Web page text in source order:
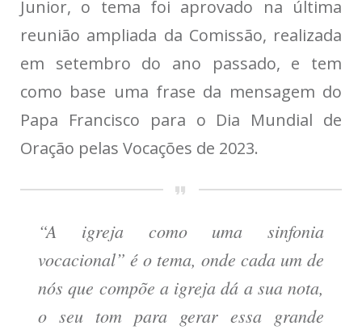
Junior, o tema foi aprovado na última
reunião ampliada da Comissão, realizada
em setembro do ano passado, e tem
como base uma frase da mensagem do
Papa Francisco para o Dia Mundial de
Oração pelas Vocações de 2023.
“A igreja como uma sinfonia
vocacional” é o tema, onde cada um de
nós que compõe a igreja dá a sua nota,
o seu tom para gerar essa grande